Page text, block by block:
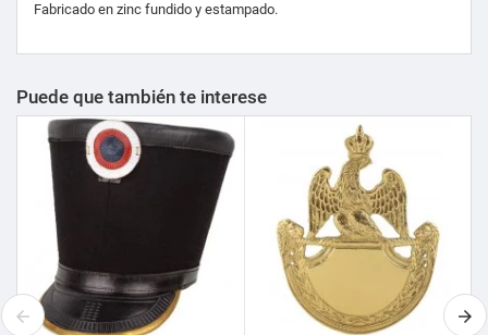
Fabricado en zinc fundido y estampado.
Puede que también te interese